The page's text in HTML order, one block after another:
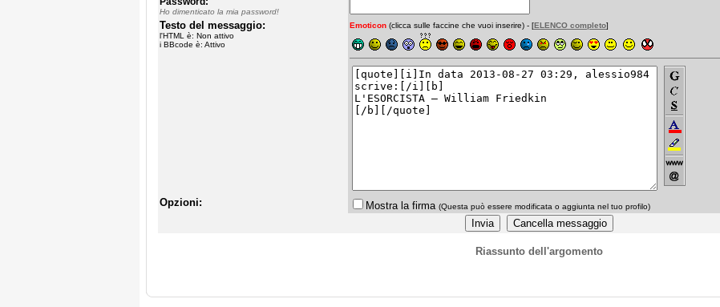
Ho dimenticato la mia password!
Testo del messaggio:
l'HTML è: Non attivo
i BBcode è: Attivo
Emoticon (clicca sulle faccine che vuoi inserire) - [ELENCO completo]
Opzioni: Mostra la firma (Questa può essere modificata o aggiunta nel tuo profilo)
Riassunto dell'argomento